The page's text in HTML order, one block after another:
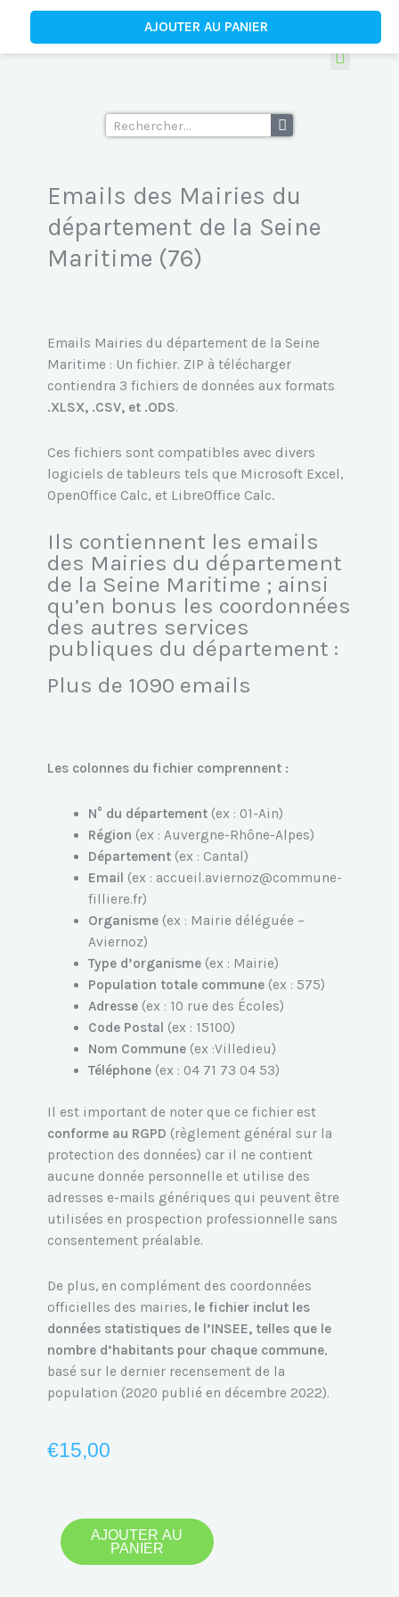
contenu
Rechercher
Emails des Mairies du
département de la Seine
Maritime (76)
Emails Mairies du département de la Seine
Maritime : Un fichier. ZIP à télécharger
contiendra 3 fichiers de données aux formats
.XLSX, .CSV, et .ODS.
Ces fichiers sont compatibles avec divers
logiciels de tableurs tels que Microsoft Excel,
OpenOffice Calc, et LibreOffice Calc.
Ils contiennent les emails
des Mairies du département
de la Seine Maritime ; ainsi
qu’en bonus les coordonnées
des autres services
publiques du département :
Plus de 1090 emails
Les colonnes du fichier comprennent :
N° du département (ex : 01-Ain)
Région (ex : Auvergne-Rhône-Alpes)
Département (ex : Cantal)
Email (ex : accueil.aviernoz@commune-
filliere.fr)
Organisme (ex : Mairie déléguée –
Aviernoz)
Type d’organisme (ex : Mairie)
Population totale commune (ex : 575)
Adresse (ex : 10 rue des Écoles)
Code Postal (ex : 15100)
Nom Commune (ex :Villedieu)
Téléphone (ex : 04 71 73 04 53)
Il est important de noter que ce fichier est
conforme au RGPD (règlement général sur la
protection des données) car il ne contient
aucune donnée personnelle et utilise des
adresses e-mails génériques qui peuvent être
utilisées en prospection professionnelle sans
consentement préalable.
De plus, en complément des coordonnées
officielles des mairies, le fichier inclut les
données statistiques de l’INSEE, telles que le
nombre d’habitants pour chaque commune,
basé sur le dernier recensement de la
population (2020 publié en décembre 2022).
€15,00
quantité
de
AJOUTER AU
PANIER
quantité
Emails
Seine
Maritime
AJOUTER AU PANIER